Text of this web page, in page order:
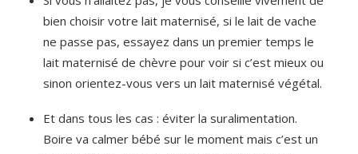
bien choisir votre lait maternisé, si le lait de vache
ne passe pas, essayez dans un premier temps le
lait maternisé de chèvre pour voir si c’est mieux ou
sinon orientez-vous vers un lait maternisé végétal.
Et dans tous les cas : éviter la suralimentation.
Boire va calmer bébé sur le moment mais c’est un